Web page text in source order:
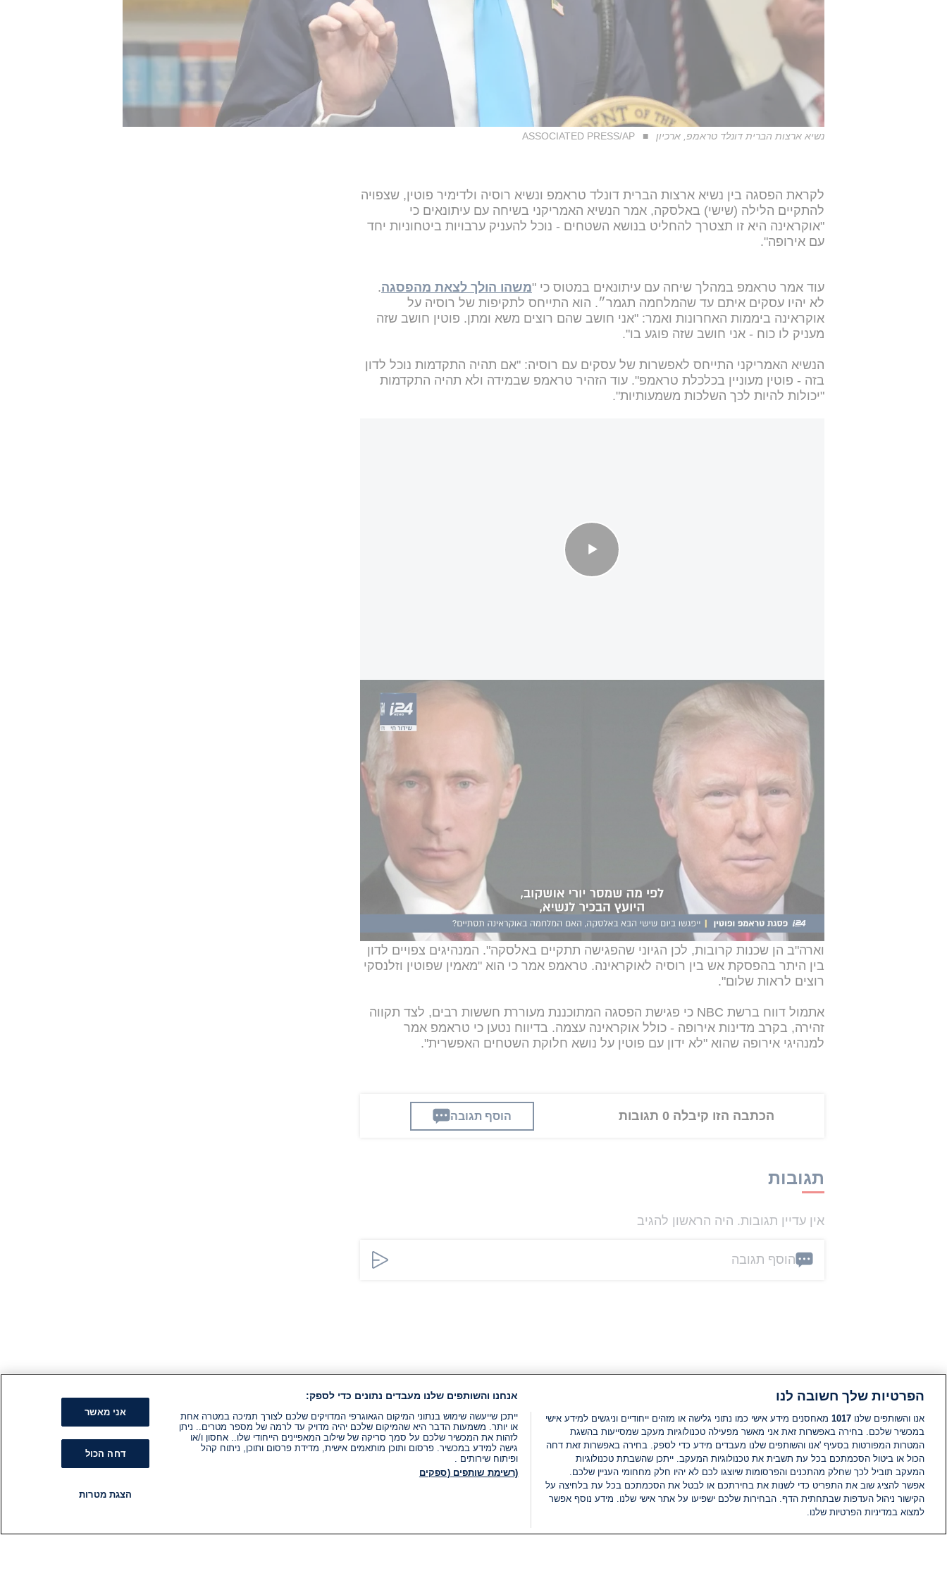
נשיא ארצות הברית דונלד טראמפ, ארכיון ASSOCIATED PRESS/AP
לקראת הפסגה בין נשיא ארצות הברית דונלד טראמפ ונשיא רוסיה ולדימיר פוטין, שצפויה
להתקיים הלילה (שישי) באלסקה, אמר הנשיא האמריקני בשיחה עם עיתונאים כי
"אוקראינה היא זו תצטרך להחליט בנושא השטחים - נוכל להעניק ערבויות ביטחוניות יחד
עם אירופה".
עוד אמר טראמפ במהלך שיחה עם עיתונאים במטוס כי "משהו הולך לצאת מהפסגה.
לא יהיו עסקים איתם עד שהמלחמה תגמר״. הוא התייחס לתקיפות של רוסיה על
אוקראינה ביממות האחרונות ואמר: "אני חושב שהם רוצים משא ומתן. פוטין חושב שזה
מעניק לו כוח - אני חושב שזה פוגע בו".
הנשיא האמריקני התייחס לאפשרות של עסקים עם רוסיה: "אם תהיה התקדמות נוכל לדון
בזה - פוטין מעוניין בכלכלת טראמפ". עוד הזהיר טראמפ שבמידה ולא תהיה התקדמות
"יכולות להיות לכך השלכות משמעותיות".
פסגת טראמפ ופוטין: האם המלחמה באוקראינה תסתיים?
"אני לא עושה את זה לבריאות שלי - אני לא צריך את זה. הייתי רוצה להתמקד במדינה
שלנו, אבל אני עושה את זה כדי לשמור על הרבה חיים", אמר טראמפ. ״אם זה לא יצליח -
בתוך כך,נשיא אוקראינה וולדימיר זלנסקי
פרסם היום ציוץ ברשת ה-x וכתב כי "זה הזמן
לסיים את המלחמה. הפסגה בין טראמפ לפוטין צריכה לסלול את הדרך לשלום צודק,
ולדיון ענייני בין שלושת המנהיגים. אנחנו בונים על ארצות הברית. אנחנו מוכנים, כתמיד,
לעבוד ביעילות האפשרית".
https://x.com/i/web/status/1956337017278615816
לא ניתן להציג מכיוון שעוגיות רשתות חברתיות חסומות. ניתן להפעיל בלחיצה כאן
נהל העדפות.
בסוף השבוע האחרון הודיע טראמפ כי הוא צפוי להיפגש עם נשיא רוסיה ולדימיר פוטין
באלסקה. בקרמלין אישרו את הפגישה, כאשר יועצו של פוטין יורי אושקוב אמר: "רוסיה
וארה"ב הן שכנות קרובות, לכן הגיוני שהפגישה תתקיים באלסקה". המנהיגים צפויים לדון
בין היתר בהפסקת אש בין רוסיה לאוקראינה. טראמפ אמר כי הוא "מאמין שפוטין וזלנסקי
רוצים לראות שלום".
אתמול דווח ברשת NBC כי פגישת הפסגה המתוכננת מעוררת חששות רבים, לצד תקווה
זהירה, בקרב מדינות אירופה - כולל אוקראינה עצמה. בדיווח נטען כי טראמפ אמר
למנהיגי אירופה שהוא "לא ידון עם פוטין על נושא חלוקת השטחים האפשרית".
הכתבה הזו קיבלה 0 תגובות הוסף תגובה
תגובות
אין עדיין תגובות. היה הראשון להגיב
הוסף תגובה
הפרטיות שלך חשובה לנו
אנו והשותפים שלנו 1017 מאחסנים מידע אישי כמו נתוני גלישה או מזהים ייחודיים וניגשים למידע אישי
במכשיר שלכם. בחירה באפשרות זאת אני מאשר מפעילה טכנולוגיות מעקב שמסייעות בהשגת
המטרות המפורטות בסעיף 'אנו והשותפים שלנו מעבדים מידע כדי לספק. בחירה באפשרות זאת דחה
הכול או ביטול הסכמתכם בכל עת תשבית את טכנולוגיות המעקב. ייתכן שהשבתת טכנולוגיות
המעקב תוביל לכך שחלק מהתכנים והפרסומות שיוצגו לכם לא יהיו חלק מחחומי העניין שלכם.
אפשר להציג שוב את התפריט כדי לשנות את בחירתכם או לבטל את הסכמתכם בכל עת בלחיצה על
הקישור ניהול העדפות שבתחתית הדף. הבחירות שלכם ישפיעו על אתר אישי שלנו. מידע נוסף אפשר
למצוא במדיניות הפרטיות שלנו.
אנחנו והשותפים שלנו מעבדים נתונים כדי לספק:
ייתכן שייעשה שימוש בנתוני המיקום הגאוגרפי המדויקים שלכם לצורך תמיכה במטרה אחת
או יותר. משמעות הדבר היא שהמיקום שלכם יהיה מדויק עד לרמה של מספר מטרים.. ניתן
לזהות את המכשיר שלכם על סמך סריקה של שילוב המאפיינים הייחודי שלו.. אחסון ו/או
גישה למידע במכשיר. פרסום ותוכן מותאמים אישית, מדידת פרסום ותוכן, ניתוח קהל
ופיתוח שירותים .
(רשימת שותפים (ספקים
אני מאשר
דחה הכול
הצגת מטרות